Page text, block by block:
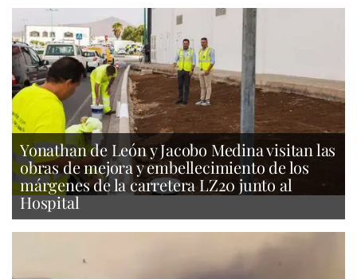
Yonathan de León y Jacobo Medina visitan las
obras de mejora y embellecimiento de los
márgenes de la carretera LZ20 junto al
Hospital